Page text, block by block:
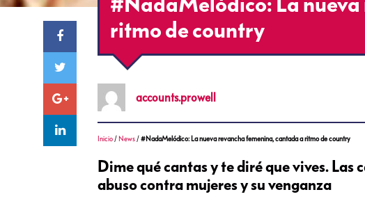
ritmo de country
accounts.prowell
Inicio / News /#NadaMelódico: La nueva revancha femenina, cantada a ritmo de country
Dime qué cantas y te diré que vives.
abuso contra mujeres y su venganza